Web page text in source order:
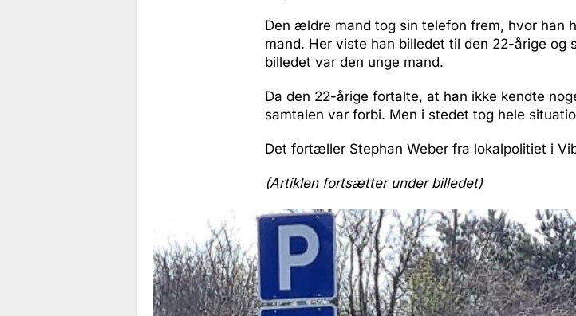
Den ældre mand tog sin telefon frem, hvor han
mand. Her viste han billedet til den 22-årige og
billedet var den unge mand.
Da den 22-årige fortalte, at han ikke kendte
samtalen var forbi. Men i stedet tog hele
Det fortæller Stephan Weber fra lokalpolitiet i
(Artiklen fortsætter under billedet)